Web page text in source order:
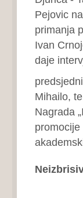
Mihailo,
Nagrada